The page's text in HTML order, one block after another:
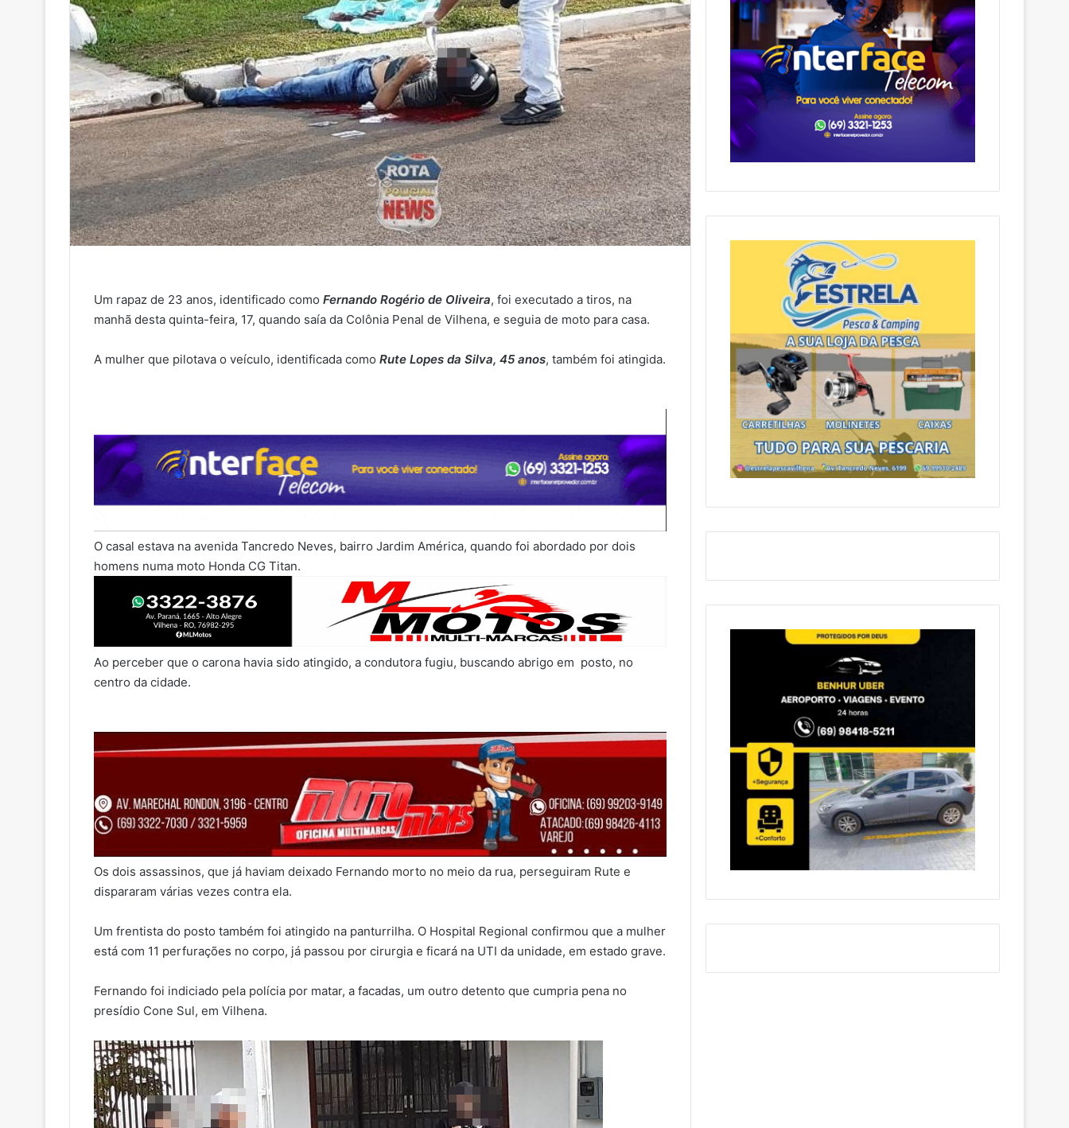
Um rapaz de 23 anos, identificado como Fernando Rogério de Oliveira, foi executado a tiros, na
manhã desta quinta-feira, 17, quando saía da Colônia Penal de Vilhena, e seguia de moto para casa.
A mulher que pilotava o veículo, identificada como Rute Lopes da Silva, 45 anos, também foi atingida.
O casal estava na avenida Tancredo Neves, bairro Jardim América, quando foi abordado por dois
homens numa moto Honda CG Titan.
Ao perceber que o carona havia sido atingido, a condutora fugiu, buscando abrigo em posto, no
centro da cidade.
Os dois assassinos, que já haviam deixado Fernando morto no meio da rua, perseguiram Rute e
dispararam várias vezes contra ela.
Um frentista do posto também foi atingido na panturrilha. O Hospital Regional confirmou que a mulher
está com 11 perfurações no corpo, já passou por cirurgia e ficará na UTI da unidade, em estado grave.
Fernando foi indiciado pela polícia por matar, a facadas, um outro detento que cumpria pena no
presídio Cone Sul, em Vilhena.